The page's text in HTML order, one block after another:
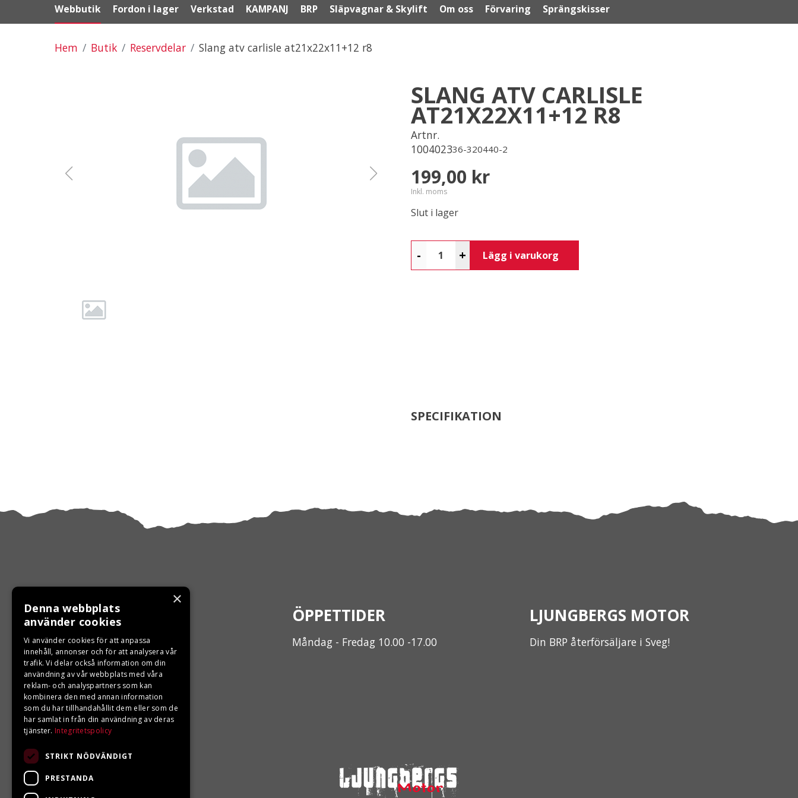
Webbutik Fordon i lager Verkstad KAMPANJ BRP Släpvagnar & Skylift Om oss Förvaring Sprängskisser
Hem Butik Reservdelar Slang atv carlisle at21x22x11+12 r8
SLANG ATV CARLISLE
AT21X22X11+12 R8
Artnr.
100402336-320440-2
199,00 kr
Inkl. moms
Slut i lager
- + Lägg i varukorg
SPECIFIKATION
KONTAKTA OSS
Ångra ditt köp
0680-103 60
info@ljungbergsmotor.se
Kolgatan 1C, 842 31 Sveg
ÖPPETTIDER
Måndag - Fredag 10.00 -17.00
LJUNGBERGS MOTOR
Din BRP återförsäljare i Sveg!
×
Denna webbplats
använder cookies
Vi använder cookies för att anpassa
innehåll, annonser och för att analysera vår
trafik. Vi delar också information om din
användning av vår webbplats med våra
reklam- och analyspartners som kan
kombinera den med annan information
som du har tillhandahållit dem eller som de
har samlat in från din användning av deras
tjänster. Integritetspolicy
STRIKT NÖDVÄNDIGT
PRESTANDA